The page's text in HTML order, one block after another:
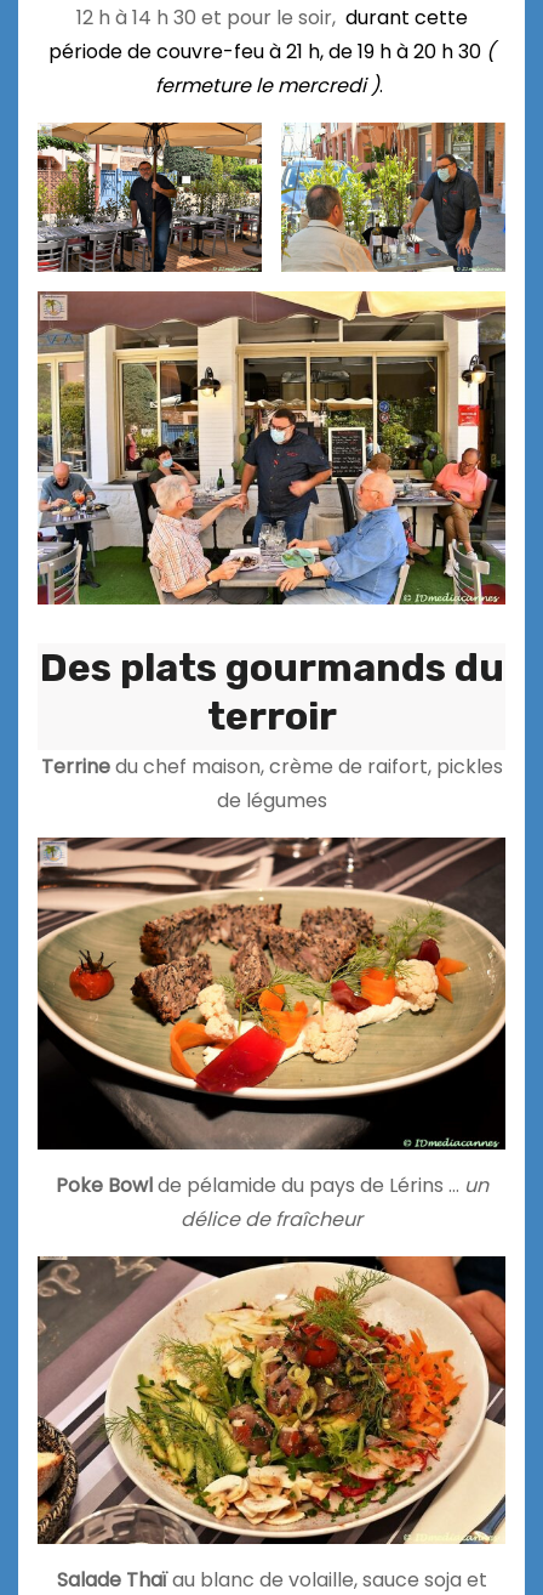
12 h à 14 h 30 et pour le soir, durant cette
période de couvre-feu à 21 h, de 19 h à 20 h 30 (
fermeture le mercredi ).
Des plats gourmands du
terroir
Terrinedu chef maison, crème de raifort, pickles
de légumes
Poke Bowlde pélamide du pays de Lérins … un
délice de fraîcheur
Salade Thaïau blanc de volaille, sauce soja et